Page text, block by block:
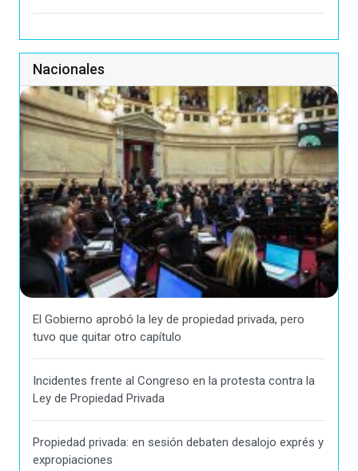
Nacionales
El Gobierno aprobó la ley de propiedad privada, pero
tuvo que quitar otro capítulo
Incidentes frente al Congreso en la protesta contra la
Ley de Propiedad Privada
Propiedad privada: en sesión debaten desalojo exprés y
expropiaciones